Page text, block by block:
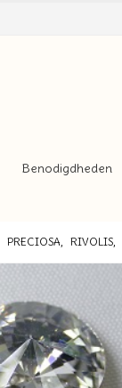
Benodigdheden
PRECIOSA, RIVOLIS,